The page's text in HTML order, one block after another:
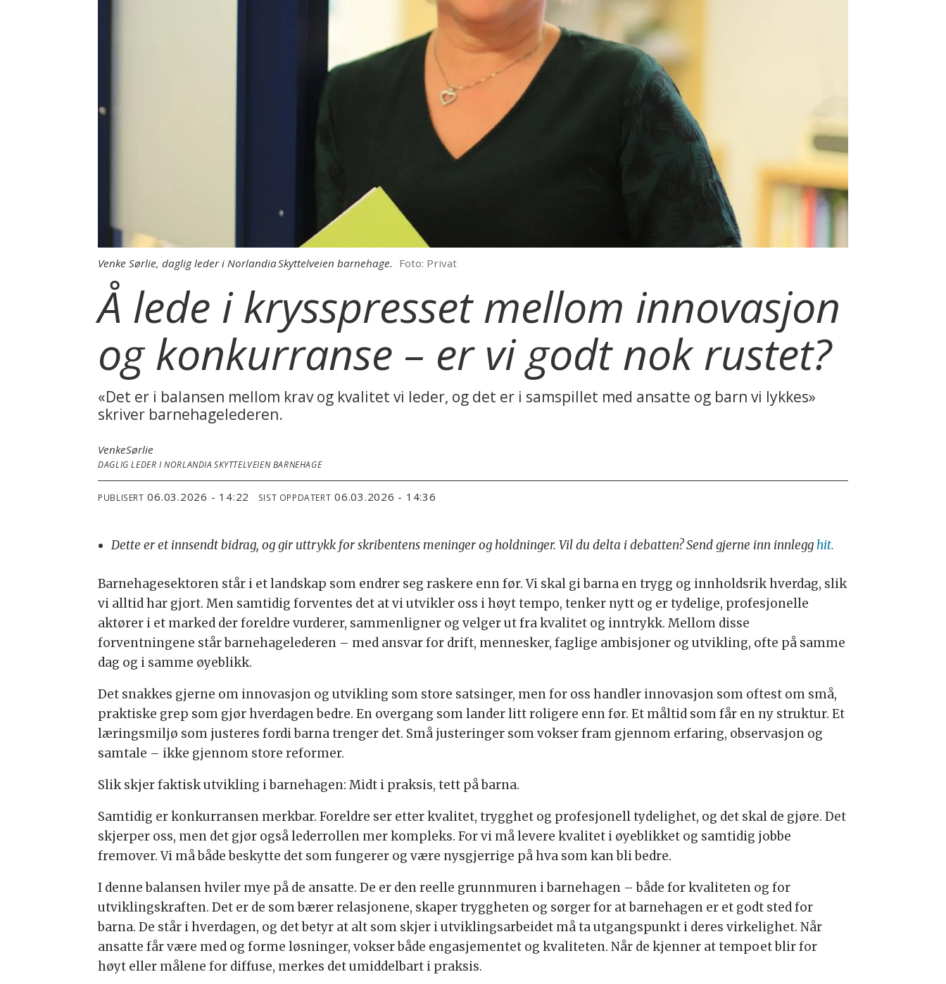
Venke Sørlie, daglig leder i Norlandia Skyttelveien barnehage. Foto: Privat
Å lede i krysspresset mellom innovasjon
og konkurranse – er vi godt nok rustet?
«Det er i balansen mellom krav og kvalitet vi leder, og det er i samspillet med ansatte og barn vi lykkes»
skriver barnehagelederen.
VenkeSørlie
DAGLIG LEDER I NORLANDIA SKYTTELVEIEN BARNEHAGE
PUBLISERT 06.03.2026 - 14:22 SIST OPPDATERT 06.03.2026 - 14:36
Dette er et innsendt bidrag, og gir uttrykk for skribentens meninger og holdninger. Vil du delta i debatten? Send gjerne inn innlegghit.
Barnehagesektoren står i et landskap som endrer seg raskere enn før. Vi skal gi barna en trygg og innholdsrik hverdag, slik
vi alltid har gjort. Men samtidig forventes det at vi utvikler oss i høyt tempo, tenker nytt og er tydelige, profesjonelle
aktører i et marked der foreldre vurderer, sammenligner og velger ut fra kvalitet og inntrykk. Mellom disse
forventningene står barnehagelederen – med ansvar for drift, mennesker, faglige ambisjoner og utvikling, ofte på samme
dag og i samme øyeblikk.
Det snakkes gjerne om innovasjon og utvikling som store satsinger, men for oss handler innovasjon som oftest om små,
praktiske grep som gjør hverdagen bedre. En overgang som lander litt roligere enn før. Et måltid som får en ny struktur. Et
læringsmiljø som justeres fordi barna trenger det. Små justeringer som vokser fram gjennom erfaring, observasjon og
samtale – ikke gjennom store reformer.
Slik skjer faktisk utvikling i barnehagen: Midt i praksis, tett på barna.
Samtidig er konkurransen merkbar. Foreldre ser etter kvalitet, trygghet og profesjonell tydelighet, og det skal de gjøre. Det
skjerper oss, men det gjør også lederrollen mer kompleks. For vi må levere kvalitet i øyeblikket og samtidig jobbe
fremover. Vi må både beskytte det som fungerer og være nysgjerrige på hva som kan bli bedre.
I denne balansen hviler mye på de ansatte. De er den reelle grunnmuren i barnehagen – både for kvaliteten og for
utviklingskraften. Det er de som bærer relasjonene, skaper tryggheten og sørger for at barnehagen er et godt sted for
barna. De står i hverdagen, og det betyr at alt som skjer i utviklingsarbeidet må ta utgangspunkt i deres virkelighet. Når
ansatte får være med og forme løsninger, vokser både engasjementet og kvaliteten. Når de kjenner at tempoet blir for
høyt eller målene for diffuse, merkes det umiddelbart i praksis.